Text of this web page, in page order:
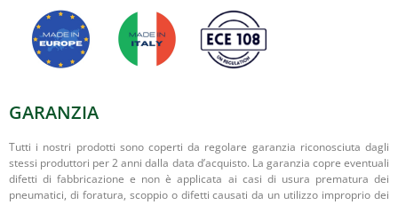
GARANZIA
Tutti i nostri prodotti sono coperti da regolare garanzia riconosciuta dagli
stessi produttori per 2 anni dalla data d’acquisto. La garanzia copre eventuali
difetti di fabbricazione e non è applicata ai casi di usura prematura dei
pneumatici, di foratura, scoppio o difetti causati da un utilizzo improprio dei